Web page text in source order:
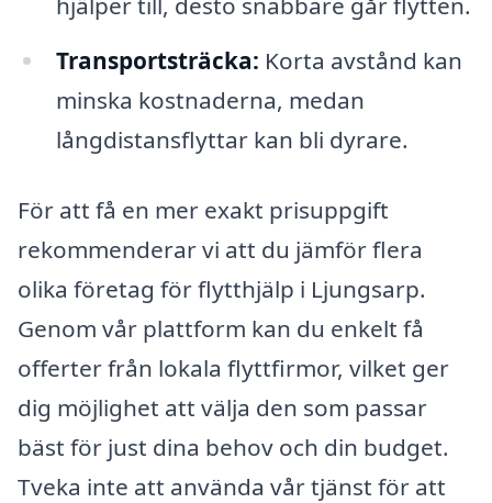
Transportsträcka: Korta avstånd kan
minska kostnaderna, medan
långdistansflyttar kan bli dyrare.
För att få en mer exakt prisuppgift
rekommenderar vi att du jämför flera
olika företag för flytthjälp i Ljungsarp.
Genom vår plattform kan du enkelt få
offerter från lokala flyttfirmor, vilket ger
dig möjlighet att välja den som passar
bäst för just dina behov och din budget.
Tveka inte att använda vår tjänst för att